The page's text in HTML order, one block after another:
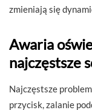
zmieniają się
Awaria
najczęstsze
Najczęstsze
przycisk, zalanie